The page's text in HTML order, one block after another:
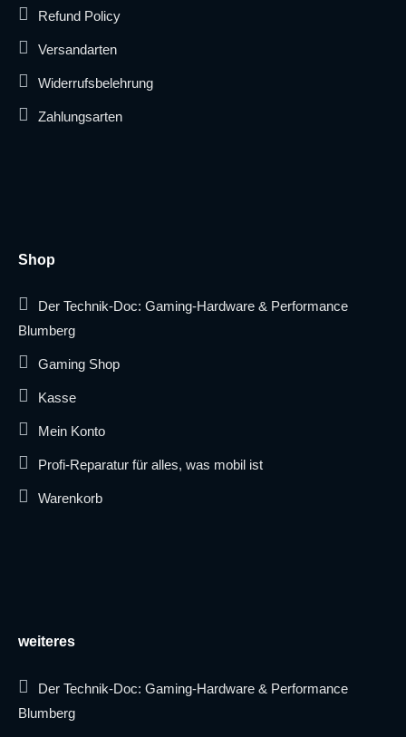
Refund Policy
Versandarten
Widerrufsbelehrung
Zahlungsarten
Shop
Der Technik-Doc: Gaming-Hardware & Performance
Blumberg
Gaming Shop
Kasse
Mein Konto
Profi-Reparatur für alles, was mobil ist
Warenkorb
weiteres
Der Technik-Doc: Gaming-Hardware & Performance
Blumberg